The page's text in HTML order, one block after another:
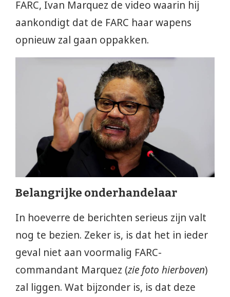
FARC, Ivan Marquez de video waarin hij
aankondigt dat de FARC haar wapens
opnieuw zal gaan oppakken.
Belangrijke onderhandelaar
In hoeverre de berichten serieus zijn valt
nog te bezien. Zeker is, is dat het in ieder
geval niet aan voormalig FARC-
commandant Marquez (zie foto hierboven)
zal liggen. Wat bijzonder is, is dat deze